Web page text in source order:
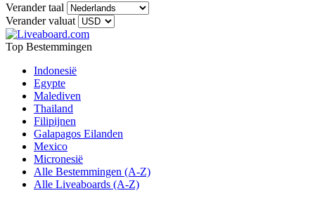
Verander taal
Verander valuat
Top Bestemmingen
Indonesië
Egypte
Malediven
Thailand
Filipijnen
Galapagos Eilanden
Mexico
Micronesië
Alle Bestemmingen (A-Z)
Alle Liveaboards (A-Z)